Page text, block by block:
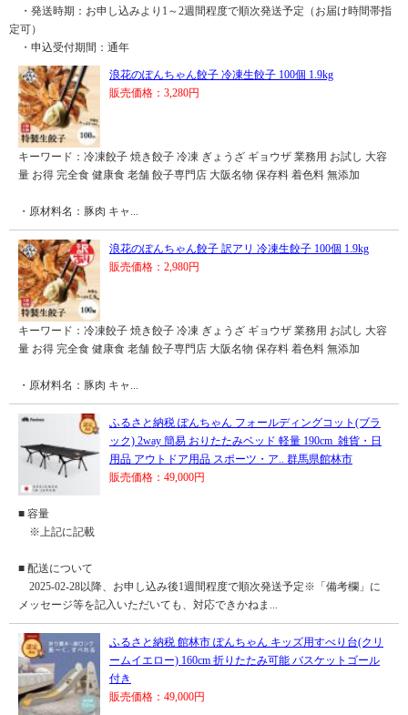
・発送時期：お申し込みより1～2週間程度で順次発送予定（お届け時間帯指
定可）
・申込受付期間：通年
浪花のぽんちゃん餃子 冷凍生餃子 100個 1.9kg
販売価格：3,280円
キーワード：冷凍餃子 焼き餃子 冷凍 ぎょうざ ギョウザ 業務用 お試し 大容
量 お得 完全食 健康食 老舗 餃子専門店 大阪名物 保存料 着色料 無添加
・原材料名：豚肉 キャ...
浪花のぽんちゃん餃子 訳アリ 冷凍生餃子 100個 1.9kg
販売価格：2,980円
キーワード：冷凍餃子 焼き餃子 冷凍 ぎょうざ ギョウザ 業務用 お試し 大容
量 お得 完全食 健康食 老舗 餃子専門店 大阪名物 保存料 着色料 無添加
・原材料名：豚肉 キャ...
ふるさと納税 ぽんちゃん フォールディングコット(ブラ
ック) 2way 簡易 おりたたみベッド 軽量 190cm_雑貨・日
用品 アウトドア用品 スポーツ・ア.. 群馬県館林市
販売価格：49,000円
■ 容量
※上記に記載
■ 配送について
2025-02-28以降、お申し込み後1週間程度で順次発送予定※「備考欄」に
メッセージ等を記入いただいても、対応できかねま...
ふるさと納税 館林市 ぽんちゃん キッズ用すべり台(クリ
ームイエロー) 160cm 折りたたみ可能 バスケットゴール
付き
販売価格：49,000円